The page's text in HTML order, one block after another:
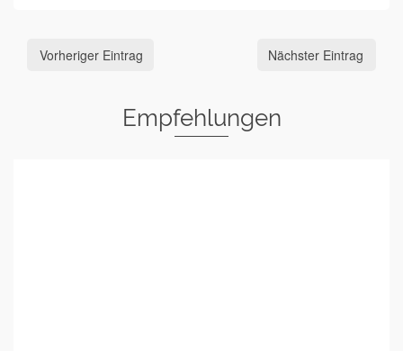
Vorheriger Eintrag Nächster Eintrag
Empfehlungen